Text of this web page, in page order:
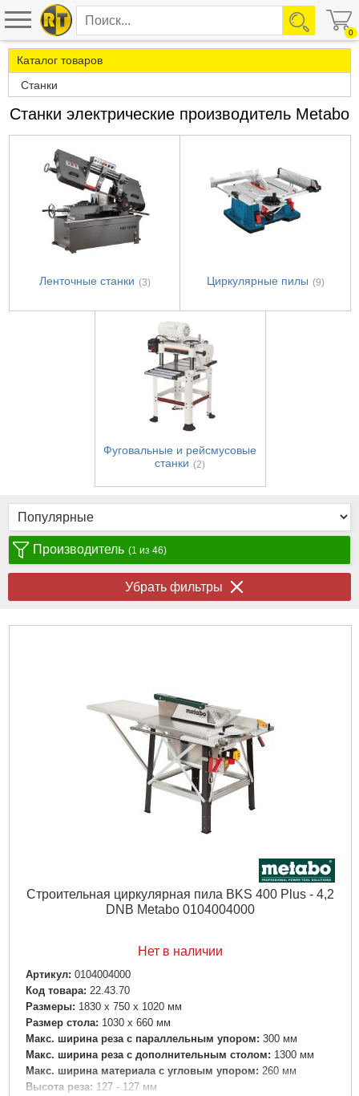
0
Каталог товаров
Станки
Станки электрические производитель Metabo
Ленточные станки (3) Циркулярные пилы (9)
Фуговальные и рейсмусовые
станки (2)
Производитель (1 из 46)
Убрать фильтры
Строительная циркулярная пила BKS 400 Plus - 4,2
DNB Metabo 0104004000
Нет в наличии
Артикул: 0104004000
Код товара: 22.43.70
Размеры: 1830 x 750 x 1020 мм
Размер стола: 1030 x 660 мм
Макс. ширина реза с параллельным упором: 300 мм
Макс. ширина реза с дополнительным столом: 1300 мм
Макс. ширина материала с угловым упором: 260 мм
Высота реза: 127 - 127 мм